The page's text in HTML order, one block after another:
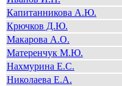
Капитанникова А.Ю.
Крючков Д.Ю.
Макарова А.О.
Матеренчук М.Ю.
Нахмурина Е.С.
Николаева Е.А.